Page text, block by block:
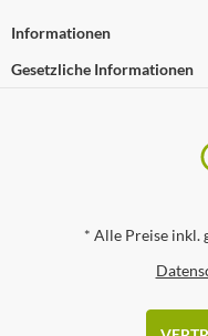
Informationen
Gesetzliche Informationen
* Alle Preise inkl.